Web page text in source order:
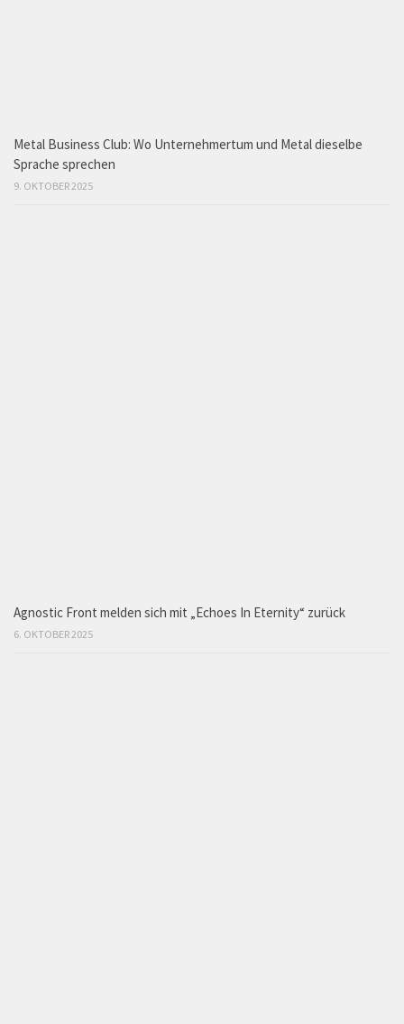
Metal Business Club: Wo Unternehmertum und Metal dieselbe
Sprache sprechen
9. OKTOBER 2025
Agnostic Front melden sich mit „Echoes In Eternity“ zurück
6. OKTOBER 2025